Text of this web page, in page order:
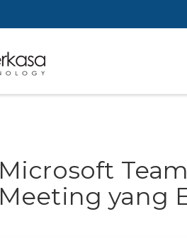
Microsoft
Meeting yang